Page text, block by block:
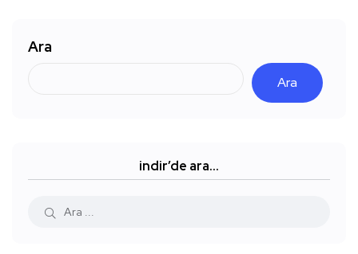
Ara
Ara
indir’de ara…